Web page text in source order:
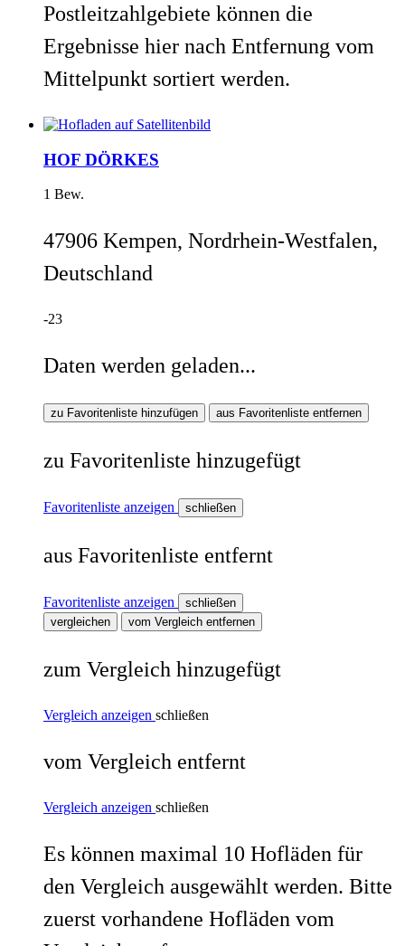
Postleitzahlgebiete können die
Ergebnisse hier nach Entfernung vom
Mittelpunkt sortiert werden.
HOF DÖRKES
1 Bew.
47906 Kempen, Nordrhein-Westfalen,
Deutschland
-23
Daten werden geladen...
zu Favoritenliste hinzufügen aus Favoritenliste entfernen
zu Favoritenliste hinzugefügt
Favoritenliste anzeigen schließen
aus Favoritenliste entfernt
Favoritenliste anzeigen
schließen
vergleichen
vom Vergleich entfernen
zum Vergleich hinzugefügt
Vergleich anzeigen schließen
vom Vergleich entfernt
Vergleich anzeigen schließen
Es können maximal 10 Hofläden für
den Vergleich ausgewählt werden. Bitte
zuerst vorhandene Hofläden vom